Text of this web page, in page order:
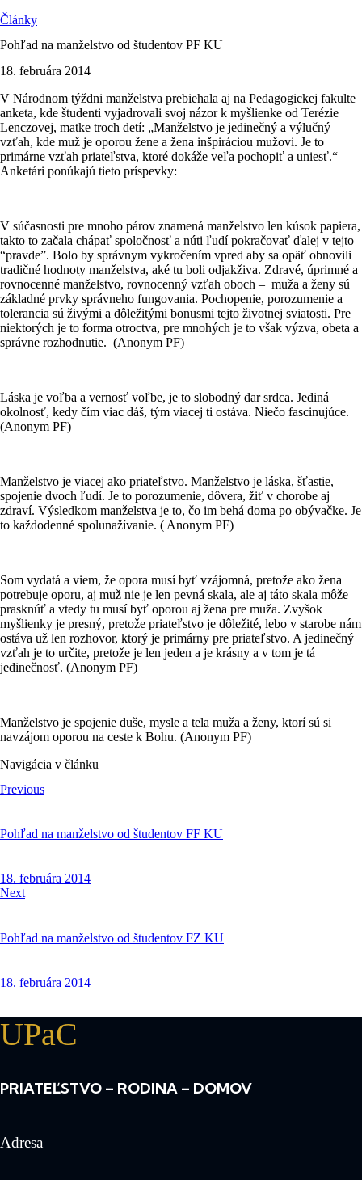
Články
Pohľad na manželstvo od študentov PF KU
18. februára 2014
V Národnom týždni manželstva prebiehala aj na Pedagogickej fakulte
anketa, kde študenti vyjadrovali svoj názor k myšlienke od Terézie
Lenczovej, matke troch detí: „Manželstvo je jedinečný a výlučný
vzťah, kde muž je oporou žene a žena inšpiráciou mužovi. Je to
primárne vzťah priateľstva, ktoré dokáže veľa pochopiť a uniesť.“
Anketári ponúkajú tieto príspevky:
V súčasnosti pre mnoho párov znamená manželstvo len kúsok papiera,
takto to začala chápať spoločnosť a núti ľudí pokračovať ďalej v tejto
“pravde”. Bolo by správnym vykročením vpred aby sa opäť obnovili
tradičné hodnoty manželstva, aké tu boli odjakživa. Zdravé, úprimné a
rovnocenné manželstvo, rovnocenný vzťah oboch – muža a ženy sú
základné prvky správneho fungovania. Pochopenie, porozumenie a
tolerancia sú živými a dôležitými bonusmi tejto životnej sviatosti. Pre
niektorých je to forma otroctva, pre mnohých je to však výzva, obeta a
správne rozhodnutie. (Anonym PF)
Láska je voľba a vernosť voľbe, je to slobodný dar srdca. Jediná
okolnosť, kedy čím viac dáš, tým viacej ti ostáva. Niečo fascinujúce.
(Anonym PF)
Manželstvo je viacej ako priateľstvo. Manželstvo je láska, šťastie,
spojenie dvoch ľudí. Je to porozumenie, dôvera, žiť v chorobe aj
zdraví. Výsledkom manželstva je to, čo im behá doma po obývačke. Je
to každodenné spolunažívanie. ( Anonym PF)
Som vydatá a viem, že opora musí byť vzájomná, pretože ako žena
potrebuje oporu, aj muž nie je len pevná skala, ale aj táto skala môže
prasknúť a vtedy tu musí byť oporou aj žena pre muža. Zvyšok
myšlienky je presný, pretože priateľstvo je dôležité, lebo v starobe nám
ostáva už len rozhovor, ktorý je primárny pre priateľstvo. A jedinečný
vzťah je to určite, pretože je len jeden a je krásny a v tom je tá
jedinečnosť. (Anonym PF)
Manželstvo je spojenie duše, mysle a tela muža a ženy, ktorí sú si
navzájom oporou na ceste k Bohu. (Anonym PF)
Navigácia v článku
Previous
Pohľad na manželstvo od študentov FF KU
18. februára 2014
Next
Pohľad na manželstvo od študentov FZ KU
18. februára 2014
UPaC
PRIATEĽSTVO – RODINA – DOMOV
Adresa